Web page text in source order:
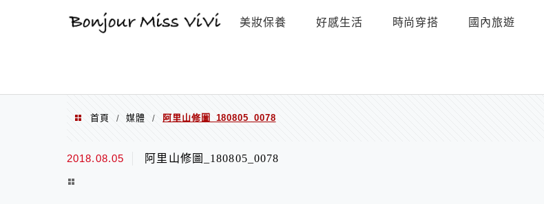
美妝保養 好感生活 時尚穿搭 國內旅遊
首頁 / 媒體 / 阿里山修圖_180805_0078
2018.08.05 阿里山修圖_180805_0078